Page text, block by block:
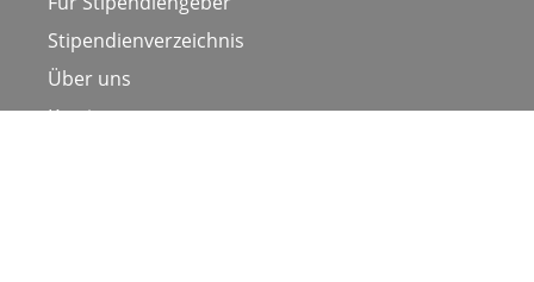
Stipendienverzeichnis
Über uns
Karriere